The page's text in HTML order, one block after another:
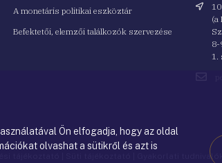
A monetáris politikai eszköztár
Befektetői, elemzői találkozók szervezése
Cím
(a
8-
1.
tájékoztató Gyakorlati
Ön elfogadja, hogy az oldal
olvashat a sütikről és azt is